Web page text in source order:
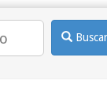
Buscar